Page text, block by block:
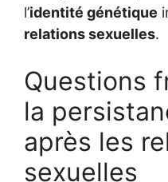
l’identité génétique
relations sexuelles.
Questions
la
après les
sexuelles